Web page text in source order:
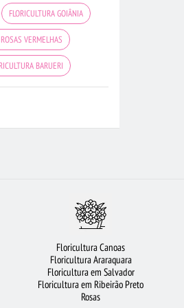
FLORICULTURA GOIÂNIA
VERMELHAS
BARUERI
BUQUÊ DE ROSAS VERMELHAS
ROSAS
Floricultura Canoas
Floricultura Araraquara
Floricultura em Salvador
Floricultura em Ribeirão Preto
Rosas